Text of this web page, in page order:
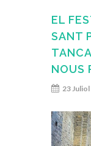
EL
SANT
NOUS
23